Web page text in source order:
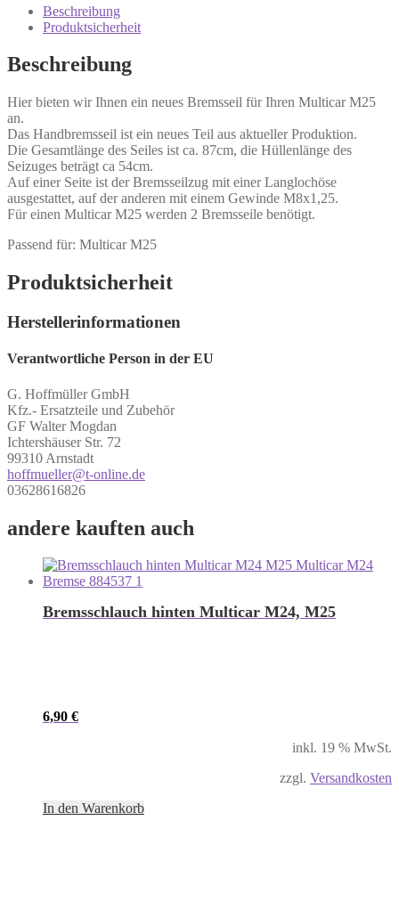
Beschreibung
Produktsicherheit
Beschreibung
Hier bieten wir Ihnen ein neues Bremsseil für Ihren Multicar M25
an.
Das Handbremsseil ist ein neues Teil aus aktueller Produktion.
Die Gesamtlänge des Seiles ist ca. 87cm, die Hüllenlänge des
Seizuges beträgt ca 54cm.
Auf einer Seite ist der Bremsseilzug mit einer Langlochöse
ausgestattet, auf der anderen mit einem Gewinde M8x1,25.
Für einen Multicar M25 werden 2 Bremsseile benötigt.
Passend für: Multicar M25
Produktsicherheit
Herstellerinformationen
Verantwortliche Person in der EU
G. Hoffmüller GmbH
Kfz.- Ersatzteile und Zubehör
GF Walter Mogdan
Ichtershäuser Str. 72
99310 Arnstadt
hoffmueller@t-online.de
03628616826
andere kauften auch
Bremsschlauch hinten Multicar M24, M25
6,90 €
inkl. 19 % MwSt.
zzgl. Versandkosten
In den Warenkorb